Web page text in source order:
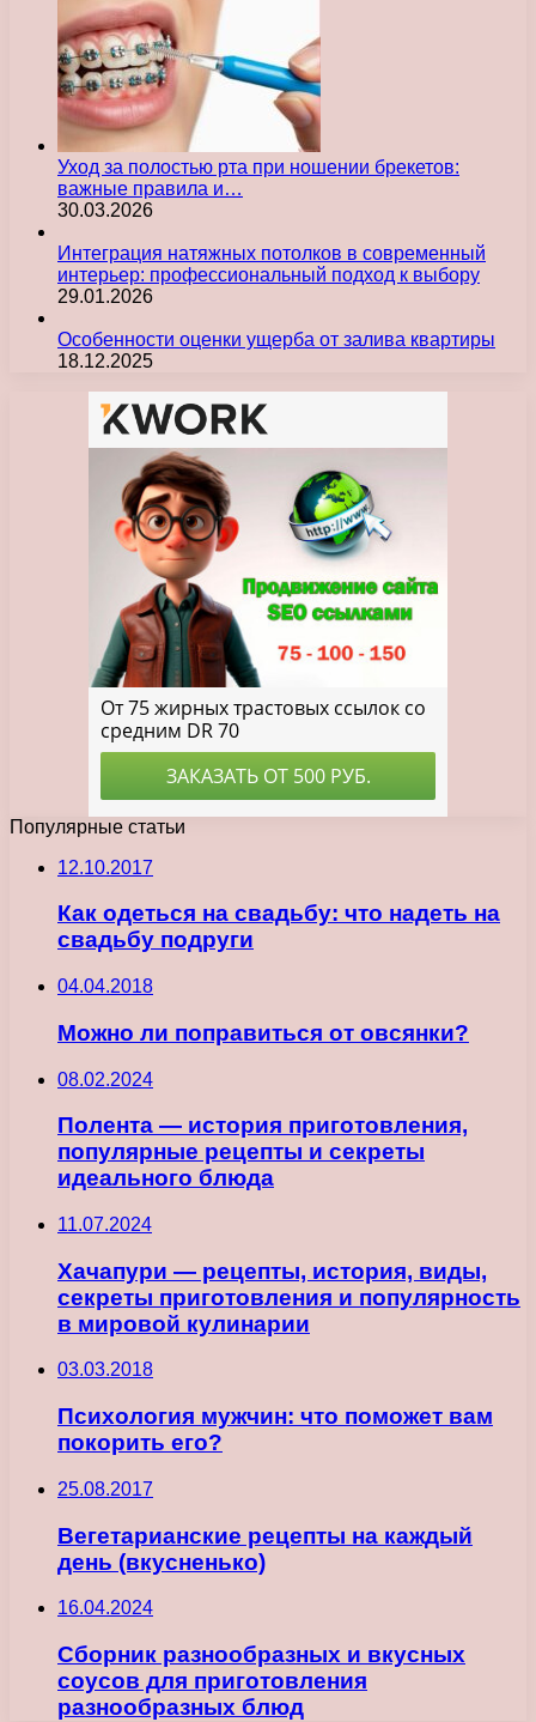
Уход за полостью рта при ношении брекетов:
важные правила и…
30.03.2026
Интеграция натяжных потолков в современный
интерьер: профессиональный подход к выбору
29.01.2026
Особенности оценки ущерба от залива квартиры
18.12.2025
Популярные статьи
12.10.2017
Как одеться на свадьбу: что надеть на
свадьбу подруги
04.04.2018
Можно ли поправиться от овсянки?
08.02.2024
Полента — история приготовления,
популярные рецепты и секреты
идеального блюда
11.07.2024
Хачапури — рецепты, история, виды,
секреты приготовления и популярность
в мировой кулинарии
03.03.2018
Психология мужчин: что поможет вам
покорить его?
25.08.2017
Вегетарианские рецепты на каждый
день (вкусненько)
16.04.2024
Сборник разнообразных и вкусных
соусов для приготовления
разнообразных блюд